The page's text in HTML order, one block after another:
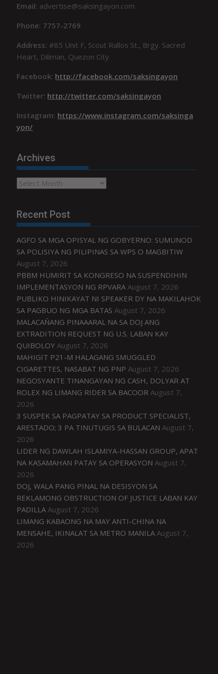
Email: advertise@saksingayon.com
Phone: 7757-2769
Address:#85 Unit F, Scout Rallos St., Brgy. Sacred
Heart, Diliman, Quezon City
Facebook: http://facebook.com/saksingayon
Twitter: http://twitter.com/saksingayon
Instagram: https://www.instagram.com/saksinga
yon/
Archives
Archives
Recent Post
AGFO SA MGA OPISYAL NG GOBYERNO: SUMUNOD
SA POLISIYA NG PILIPINAS SA WPS O MAGBITIW
August 7, 2026
PBBM HUMIRIT SA KONGRESO NA SUSPENDIHIN
IMPLEMENTASYON NG RPVARA August 7, 2026
PUBLIKO HINIKAYAT NI SPEAKER DY NA MAKILAHOK
SA PAGBUO NG MGA BATAS August 7, 2026
MALACAÑANG PINAAARAL NA SA DOJ ANG
EXTRADITION REQUEST NG U.S. LABAN KAY
QUIBOLOY August 7, 2026
MAHIGIT P21-M HALAGANG SMUGGLED
CIGARETTES, NASABAT NG PNP August 7, 2026
NEGOSYANTE TINANGAYAN NG CASH, DOLYAR AT
ROLEX NG LIMANG RIDER SA BACOOR August 7,
2026
3 SUSPEK SA PAGPATAY SA PRODUCT SPECIALIST,
ARESTADO; 3 PA TINUTUGIS SA BULACAN August 7,
2026
LIDER NG DAWLAH ISLAMIYA-HASSAN GROUP, APAT
NA KASAMAHAN PATAY SA OPERASYON August 7,
2026
DOJ, WALA PANG PINAL NA DESISYON SA
REKLAMONG OBSTRUCTION OF JUSTICE LABAN KAY
PADILLA August 7, 2026
LIMANG KABAONG NA MAY ANTI-CHINA NA
MENSAHE, IKINALAT SA METRO MANILA August 7,
2026